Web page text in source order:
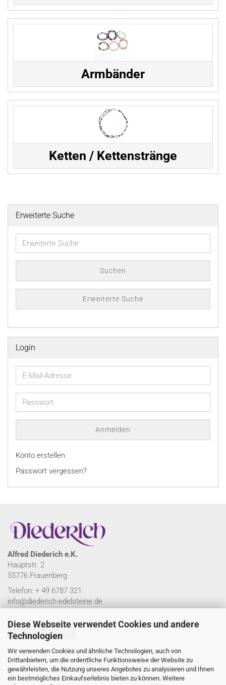
Diese Webseite verwendet Cookies und andere
Technologien
Wir verwenden Cookies und ähnliche Technologien, auch von
Drittanbietern, um die ordentliche Funktionsweise der Website zu
gewährleisten, die Nutzung unseres Angebotes zu analysieren und Ihnen
ein bestmögliches Einkaufserlebnis bieten zu können. Weitere
Armbänder
Ketten / Kettenstränge
Erweiterte Suche
Erweiterte
Suche
Suchen
Erweiterte Suche
Login
E-
Mail-
Passwort
Anmelden
Konto erstellen
Passwort vergessen?
Alfred Diederich e.K.
Hauptstr. 2
55776 Frauenberg
Telefon: + 49 6787 321
info@diederich-edelsteine.de
Vertrag widerrufen
Impressum
Versand- & Zahlungsbedingungen